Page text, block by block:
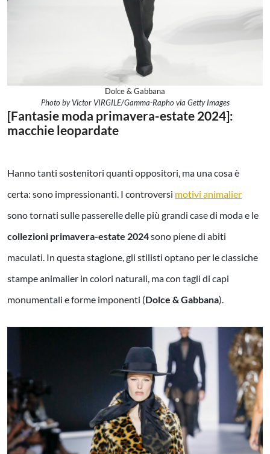
Dolce & Gabbana
Photo by Victor VIRGILE/Gamma-Rapho via Getty Images
[Fantasie moda primavera-estate 2024]:
macchie leopardate
Hanno tanti sostenitori quanti oppositori, ma una cosa è
certa: sono impressionanti. I controversi motivi animalier
sono tornati sulle passerelle delle più grandi case di moda e le
collezioni primavera-estate 2024sono piene di abiti
maculati. In questa stagione, gli stilisti optano per le classiche
stampe animalier in colori naturali, ma con tagli di capi
monumentali e forme imponenti (Dolce & Gabbana).